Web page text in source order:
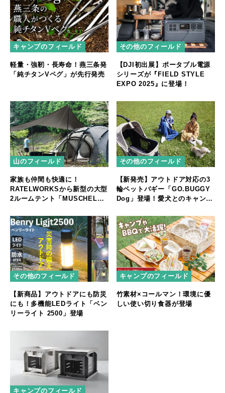
キャンプのフィールド
軽量・強靭・長寿命！燕三条発
「純チタンVペグ」が先行発売
その他のフィールド
【DJI初出展】ポータブル電源
シリーズが『FIELD STYLE
EXPO 2025』に登場！
山のフィールド
家族も仲間も快適に！
RATELWORKSから新型の大型
2ルームテント「MUSCHEL」
その他のフィールド
【新発売】アウトドア対応の3
輪ペットバギー「GO.BUGGY
Dog」登場！愛犬とのキャンプ
その他のフィールド
【新商品】アウトドアにも防災
にも！多機能LEDライト「ベン
リーライト 2500」登場
キャンプのフィールド
竹素材×コールマン！環境に優
しい使い切り食器が登場
キャンプのフィールド